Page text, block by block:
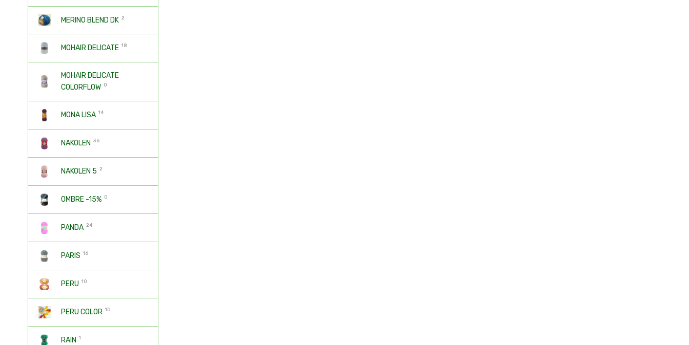
MERINO BLEND DK 2
MOHAIR DELICATE 18
MOHAIR DELICATE
COLORFLOW
0
MONA LISA 14
NAKOLEN 36
NAKOLEN 5 2
OMBRE -15% 0
PANDA 24
PARIS 16
PERU 10
PERU COLOR 10
RAIN 1